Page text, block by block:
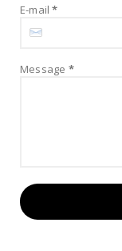
E-mail*
Message *